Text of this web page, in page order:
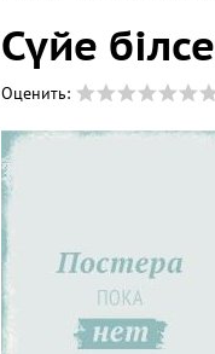
Сүйе
Оценить: